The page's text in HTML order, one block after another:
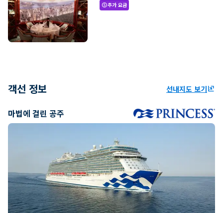
paid추가 요금
객선 정보 선내지도 보기ungroup
마법에 걸린 공주